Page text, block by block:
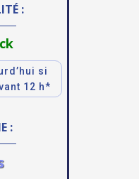
:
si
12 h*
: